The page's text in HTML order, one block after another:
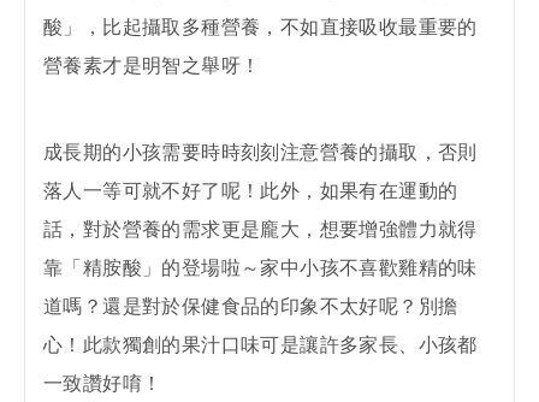
酸」，比起攝取多種營養，不如直接吸收最重要的
營養素才是明智之舉呀！
成長期的小孩需要時時刻刻注意營養的攝取，否則
落人一等可就不好了呢！此外，如果有在運動的
話，對於營養的需求更是龐大，想要增強體力就得
靠「精胺酸」的登場啦～家中小孩不喜歡雞精的味
道嗎？還是對於保健食品的印象不太好呢？別擔
心！此款獨創的果汁口味可是讓許多家長、小孩都
一致讚好唷！